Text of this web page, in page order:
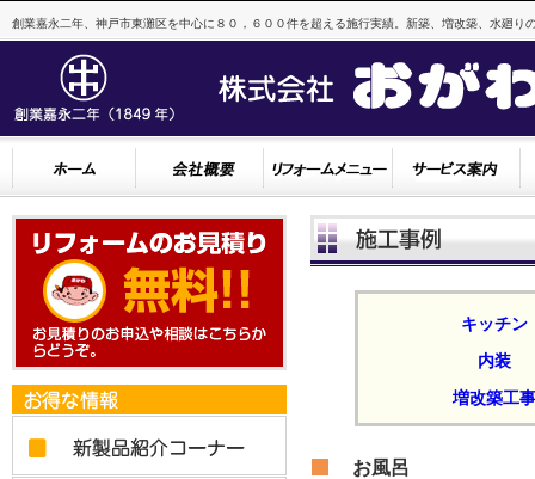
創業嘉永二年、神戸市東灘区を中心に８０，６００件を超える施行実績。新築、増改築、水廻
キッチン
内装
増改築工事
お風呂